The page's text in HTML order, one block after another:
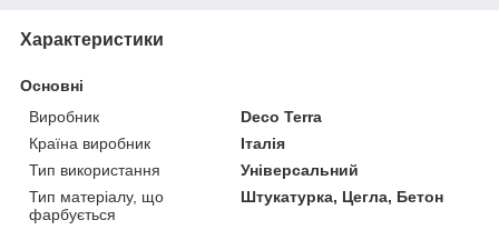
Характеристики
Основні
Виробник
Deco Terra
Країна виробник
Італія
Тип використання
Універсальний
Тип матеріалу, що
фарбується
Штукатурка, Цегла, Бетон